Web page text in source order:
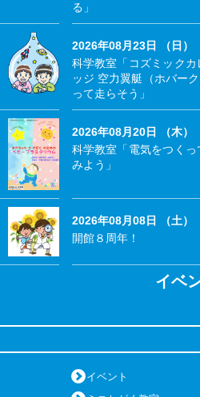
る」
2026年08月23日 （日）
科学教室「コズミックカ
ッジ 空力翼艇（ホバー
って走らそう」
2026年08月20日 （木）
科学教室「電気をつくっ
みよう」
2026年08月08日 （土）
開館８周年！
イベ
イベント